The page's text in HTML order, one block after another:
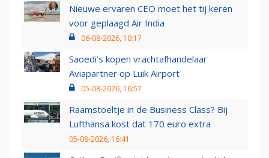
Nieuwe ervaren CEO moet het tij keren
voor geplaagd Air India
06-08-2026, 10:17
Saoedi’s kopen vrachtafhandelaar
Aviapartner op Luik Airport
05-08-2026, 16:57
Raamstoeltje in de Business Class? Bij
Lufthansa kost dat 170 euro extra
05-08-2026, 16:41